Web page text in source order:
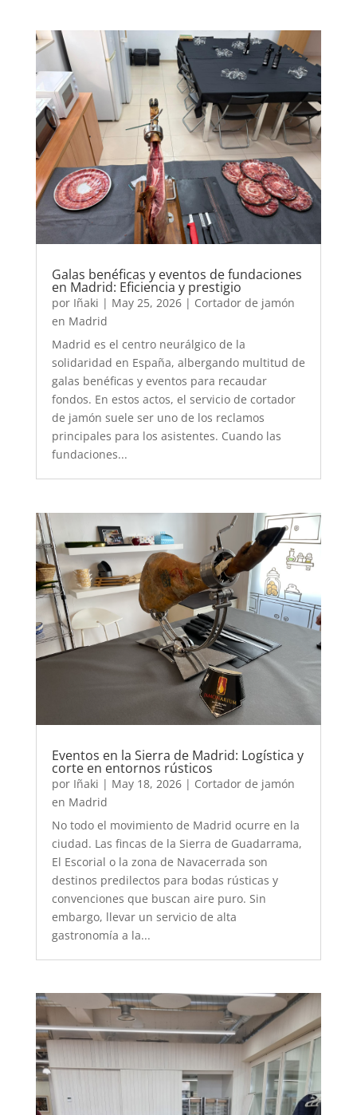
Galas benéficas y eventos de fundaciones
en Madrid: Eficiencia y prestigio
por Iñaki | May 25, 2026| Cortador de jamón
en Madrid
Madrid es el centro neurálgico de la
solidaridad en España, albergando multitud de
galas benéficas y eventos para recaudar
fondos. En estos actos, el servicio de cortador
de jamón suele ser uno de los reclamos
principales para los asistentes. Cuando las
fundaciones...
Eventos en la Sierra de Madrid: Logística y
corte en entornos rústicos
por Iñaki | May 18, 2026| Cortador de jamón
en Madrid
No todo el movimiento de Madrid ocurre en la
ciudad. Las fincas de la Sierra de Guadarrama,
El Escorial o la zona de Navacerrada son
destinos predilectos para bodas rústicas y
convenciones que buscan aire puro. Sin
embargo, llevar un servicio de alta
gastronomía a la...